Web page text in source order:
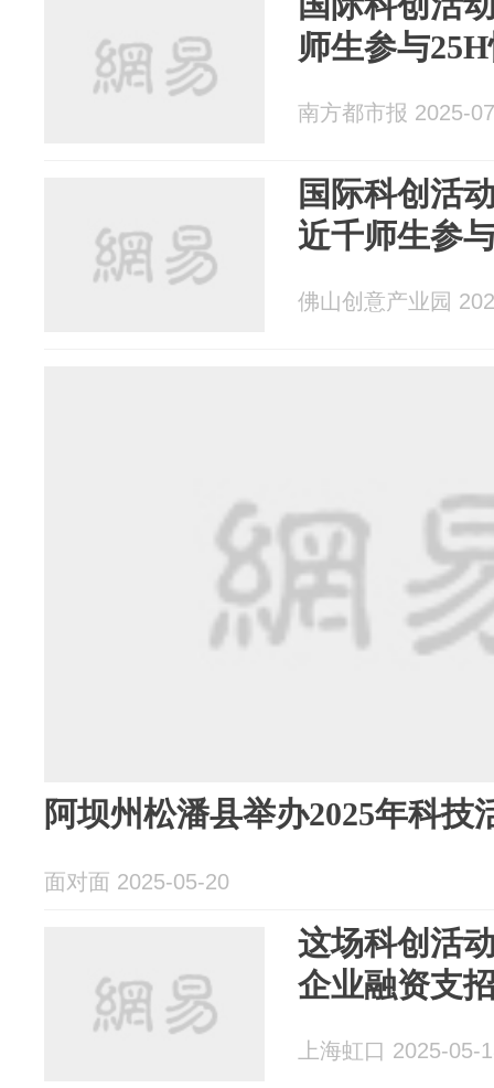
师生参与
南方都市报 2025-
国际科创活
近千师生参
佛山创意产业园
阿坝州松潘县举办2025年科技
面对面 2025-05-20
这场科创活
企业融资支
上海虹口 2025-05-